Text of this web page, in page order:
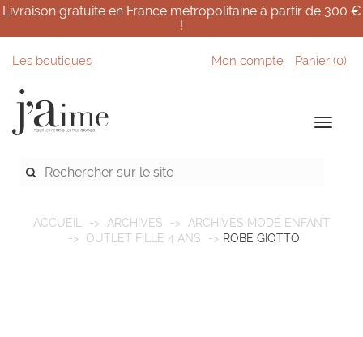
Livraison gratuite en France métropolitaine à partir de 300 €
!
Les boutiques Mon compte Panier (0)
ACCUEIL ARCHIVES
ARCHIVES MODE ENFANT
OUTLET FILLE 4 ANS
ROBE GIOTTO